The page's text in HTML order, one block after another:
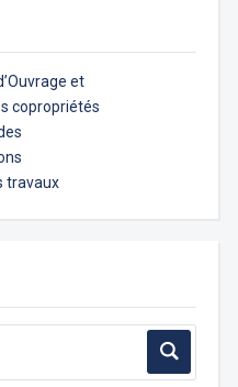
et
copropriétés
travaux